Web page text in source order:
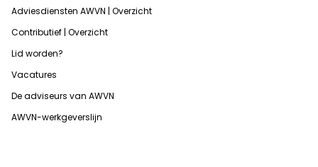
Adviesdiensten AWVN | Overzicht
Contributief | Overzicht
Lid worden?
Vacatures
De adviseurs van AWVN
AWVN-werkgeverslijn